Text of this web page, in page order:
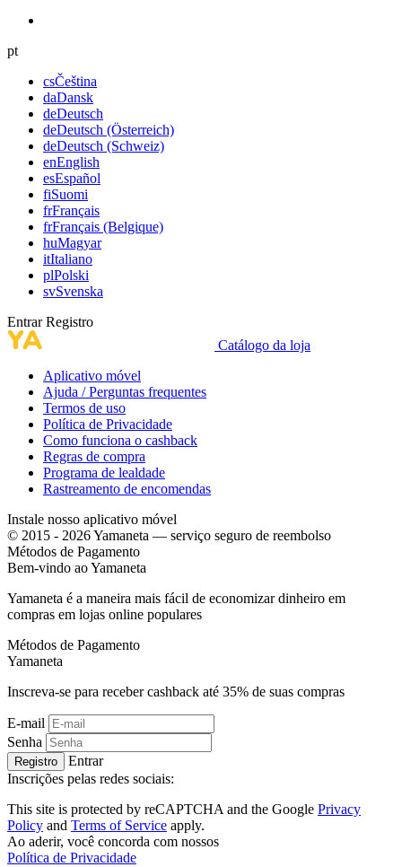
pt
csČeština
daDansk
deDeutsch
deDeutsch (Österreich)
deDeutsch (Schweiz)
enEnglish
esEspañol
fiSuomi
frFrançais
frFrançais (Belgique)
huMagyar
itItaliano
plPolski
svSvenska
Entrar Registro
Catálogo da loja
Aplicativo móvel
Ajuda / Perguntas frequentes
Termos de uso
Política de Privacidade
Como funciona o cashback
Regras de compra
Programa de lealdade
Rastreamento de encomendas
Instale nosso aplicativo móvel
© 2015 - 2026 Yamaneta — serviço seguro de reembolso
Métodos de Pagamento
Bem-vindo aoYamaneta
Yamaneta é a maneira mais fácil de economizar dinheiro em
compras em lojas online populares
Métodos de Pagamento
Yamaneta
Inscreva-se para receber cashback até 35% de suas compras
E-mail
Senha
Registro
Entrar
Inscrições pelas redes sociais:
This site is protected by reCAPTCHA and the Google Privacy
Policy and Terms of Service apply.
Ao aderir, você concorda com nossos
Política de Privacidade